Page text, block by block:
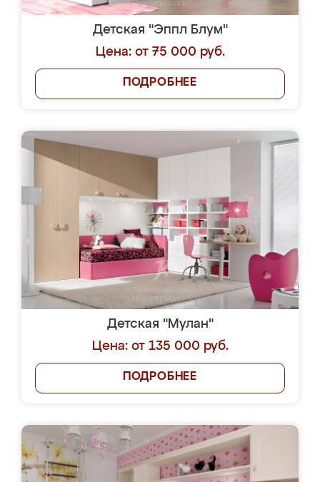
Детская "Эппл Блум"
Цена: от 75 000 руб.
ПОДРОБНЕЕ
Детская "Мулан"
Цена: от 135 000 руб.
ПОДРОБНЕЕ